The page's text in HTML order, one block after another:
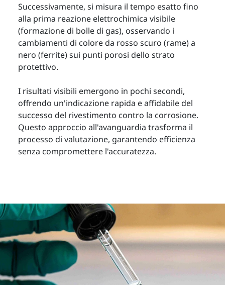
Successivamente, si misura il tempo esatto fino
alla prima reazione elettrochimica visibile
(formazione di bolle di gas), osservando i
cambiamenti di colore da rosso scuro (rame) a
nero (ferrite) sui punti porosi dello strato
protettivo.
I risultati visibili emergono in pochi secondi,
offrendo un'indicazione rapida e affidabile del
successo del rivestimento contro la corrosione.
Questo approccio all'avanguardia trasforma il
processo di valutazione, garantendo efficienza
senza compromettere l'accuratezza.